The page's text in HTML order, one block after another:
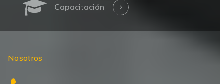
Capacitación
Nosotros